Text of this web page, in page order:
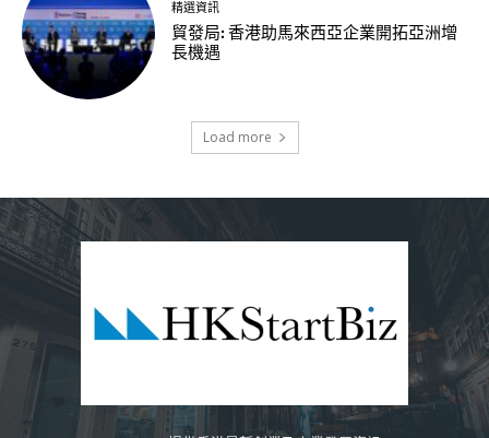
精選資訊
貿發局: 香港助馬來西亞企業開拓亞洲增
長機遇
Load more